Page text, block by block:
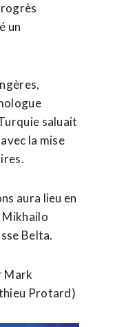
un
saluait
la mise
aura lieu en
Mikhailo
Belta.
Mark
Protard)